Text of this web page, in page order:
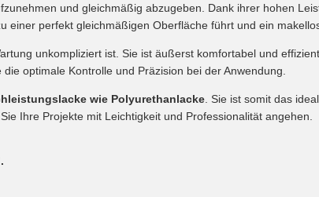
und gleichmäßig abzugeben. Dank ihrer hohen
einer perfekt gleichmäßigen Oberfläche führt und ein
unkompliziert ist. Sie ist äußerst komfortabel und
optimale Kontrolle und Präzision bei der Anwendung.
wie Polyurethanlacke . Sie ist somit das
Ihre Projekte mit Leichtigkeit und Professionalität angehen.